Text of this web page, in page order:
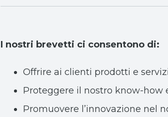
I nostri brevetti ci consentono di:
Offrire ai clienti prodotti e
Proteggere il nostro know-how
Promuovere l’innovazione nel